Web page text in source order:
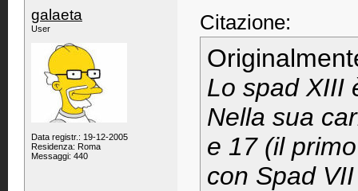
galaeta
User
Data registr.: 19-12-2005
Residenza: Roma
Messaggi: 440
Citazione:
Lo spad XIII
Nella sua
e 17 (il
con Spad